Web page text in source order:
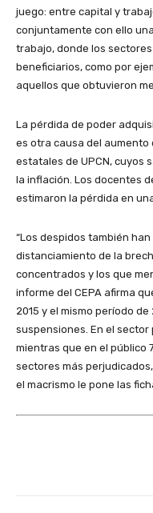
juego: entre capital y
conjuntamente con ello
trabajo, donde los
beneficiarios, como por
aquellos que obtuvieron
La pérdida de poder
es otra causa del aumento
estatales de UPCN, cuyos
la inflación. Los docentes
estimaron la pérdida en
“Los despidos también
distanciamiento de la
concentrados y los que
informe del CEPA afirma
2015 y el mismo período
suspensiones. En el
mientras que en el público
sectores más
el macrismo le pone las